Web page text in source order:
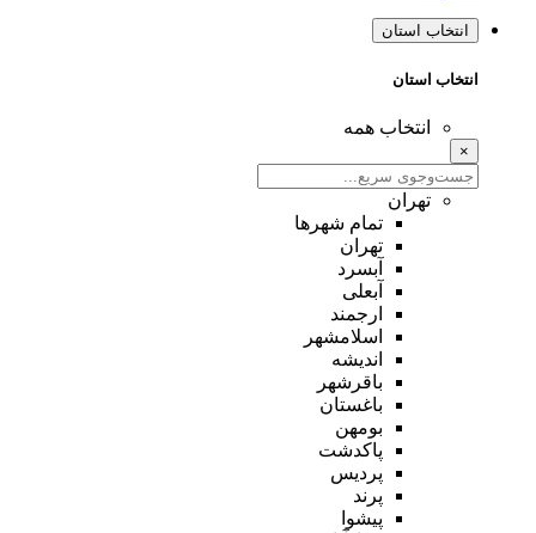
انتخاب استان
انتخاب استان
انتخاب همه
×
تهران
تمام شهر‌ها
تهران
آبسرد
آبعلی
ارجمند
اسلامشهر
اندیشه
باقرشهر
باغستان
بومهن
پاکدشت
پردیس
پرند
پیشوا